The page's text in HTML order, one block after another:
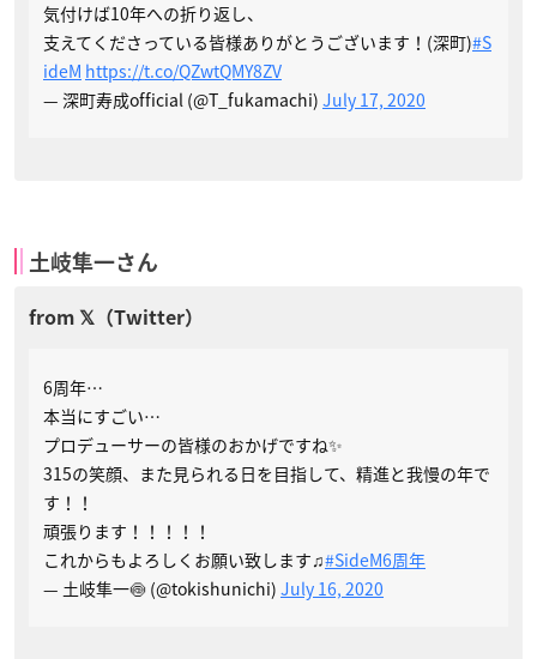
気付けば10年への折り返し、
支えてくださっている皆様ありがとうございます！(深町)#S
ideM https://t.co/QZwtQMY8ZV
— 深町寿成official (@T_fukamachi) July 17, 2020
土岐隼一さん
6周年…
本当にすごい…
プロデューサーの皆様のおかげですね✨
315の笑顔、また見られる日を目指して、精進と我慢の年で
す！！
頑張ります！！！！！
これからもよろしくお願い致します♫#SideM6周年
— 土岐隼一🍥 (@tokishunichi) July 16, 2020